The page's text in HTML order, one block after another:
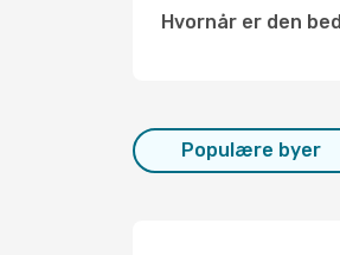
Hvornår er den
Populære byer